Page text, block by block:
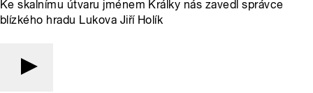
Ke skalnímu útvaru jménem Králky nás zavedl správce
blízkého hradu Lukova Jiří Holík